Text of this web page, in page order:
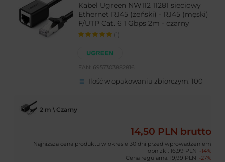
Kabel Ugreen NW112 11281 sieciowy
Ethernet RJ45 (żeński) - RJ45 (męski)
F/UTP Cat. 6 1 Gbps 2m - czarny
(1)
EAN: 6957303882816
Ilość w opakowaniu zbiorczym:100
2 m \ Czarny
14,50 PLN brutto
Najniższa cena produktu w okresie 30 dni przed wprowadzeniem
obniżki: 16,99 PLN -14%
Cena regularna: 19,99 PLN -27%